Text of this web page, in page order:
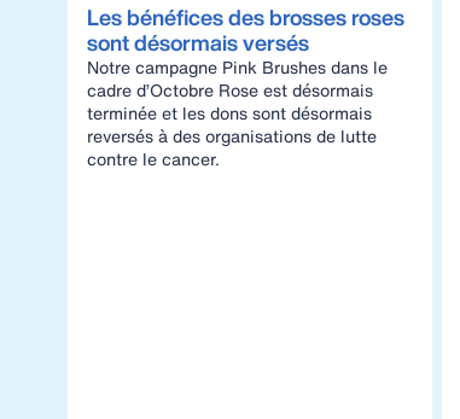
Les bénéfices des brosses roses
sont désormais versés
Notre campagne Pink Brushes dans le
cadre d’Octobre Rose est désormais
terminée et les dons sont désormais
reversés à des organisations de lutte
contre le cancer.